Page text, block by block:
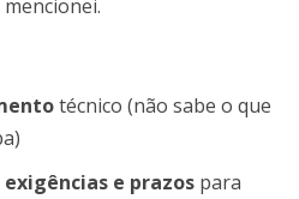
técnico (não sabe o que
exigências e prazos para